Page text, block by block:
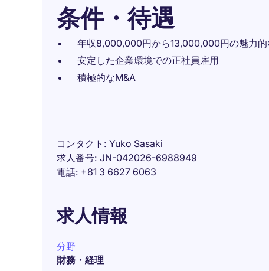
条件・待遇
年収8,000,000円から13,000,000円の魅力的
安定した企業環境での正社員雇用
積極的なM&A
コンタクト
Yuko Sasaki
求人番号 JN-042026-6988949
電話 +81 3 6627 6063
求人情報
分野
財務・経理